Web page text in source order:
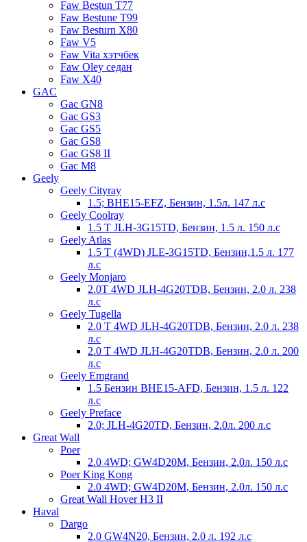
Faw Bestun T77
Faw Bestune T99
Faw Besturn X80
Faw V5
Faw Vita хэтчбек
Faw Oley седан
Faw X40
GAC
Gac GN8
Gac GS3
Gac GS5
Gac GS8
Gac GS8 II
Gac M8
Geely
Geely Cityray
1.5; BHE15-EFZ, Бензин, 1.5л. 147 л.с
Geely Coolray
1.5 T JLH-3G15TD, Бензин, 1.5 л. 150 л.с
Geely Atlas
1.5 T (4WD) JLE-3G15TD, Бензин,1.5 л. 177
л.с
Geely Monjaro
2.0T 4WD JLH-4G20TDB, Бензин, 2.0 л. 238
л.с
Geely Tugella
2.0 T 4WD JLH-4G20TDB, Бензин, 2.0 л. 238
л.с
2.0 T 4WD JLH-4G20TDB, Бензин, 2.0 л. 200
л.с
Geely Emgrand
1.5 Бензин BHE15-AFD, Бензин, 1.5 л. 122
л.с
Geely Preface
2.0; JLH-4G20TD, Бензин, 2.0л. 200 л.с
Great Wall
Poer
2.0 4WD; GW4D20M, Бензин, 2.0л. 150 л.с
Poer King Kong
2.0 4WD; GW4D20M, Бензин, 2.0л. 150 л.с
Great Wall Hover H3 II
Haval
Dargo
2.0 GW4N20, Бензин, 2.0 л. 192 л.с